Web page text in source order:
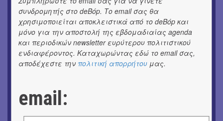
εικόνες και λέξεις
ΚΙΝ/ΦΟΣ
Οι γαλλικές ταινίες του 16ου Athens Open Air Film
Festival
ΜΟΥΣΙΚΗ
9o Φεστιβάλ Στρογγύλη στη Σαντορίνη
συνδρομητής στο deBόp. Το email σας θα
χρησιμοποιείται αποκλειστικά από το deBόp και
μόνο για την αποστολή της εβδομαδιαίας agenda
και περιοδικών newsletter ευρύτερου πολιτιστικού
ενδιαφέροντος. Καταχωρώντας εδώ το email σας,
αποδέχεστε την πολιτική απορρήτου μας.
email: